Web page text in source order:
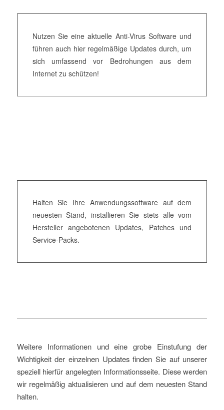
Nutzen Sie eine aktuelle Anti-Virus Software und
führen auch hier regelmäßige Updates durch, um
sich umfassend vor Bedrohungen aus dem
Internet zu schützen!
Halten Sie Ihre Anwendungssoftware auf dem
neuesten Stand, installieren Sie stets alle vom
Hersteller angebotenen Updates, Patches und
Service-Packs.
Weitere Informationen und eine grobe Einstufung der
Wichtigkeit der einzelnen Updates finden Sie auf unserer
speziell hierfür angelegten Informationsseite. Diese werden
wir regelmäßig aktualisieren und auf dem neuesten Stand
halten.